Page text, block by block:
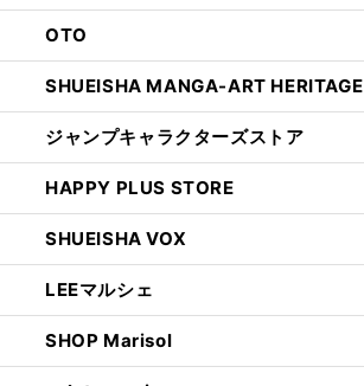
OTO
SHUEISHA MANGA-ART HERITAGE
ジャンプキャラクターズストア
HAPPY PLUS STORE
SHUEISHA VOX
LEEマルシェ
SHOP Marisol